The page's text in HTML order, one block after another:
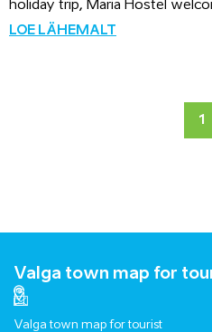
holiday trip, Maria Hostel
LOE LÄHEMALT
1
Valga town map for
Valga town map for tourist